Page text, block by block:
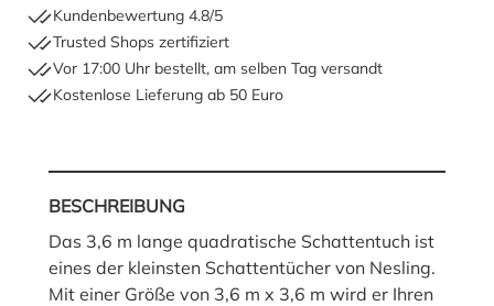
Kundenbewertung 4.8/5
Trusted Shops zertifiziert
Vor 17:00 Uhr bestellt, am selben Tag versandt
Kostenlose Lieferung ab 50 Euro
BESCHREIBUNG
Das 3,6 m lange quadratische Schattentuch ist
eines der kleinsten Schattentücher von Nesling.
Mit einer Größe von 3,6 m x 3,6 m wird er Ihren